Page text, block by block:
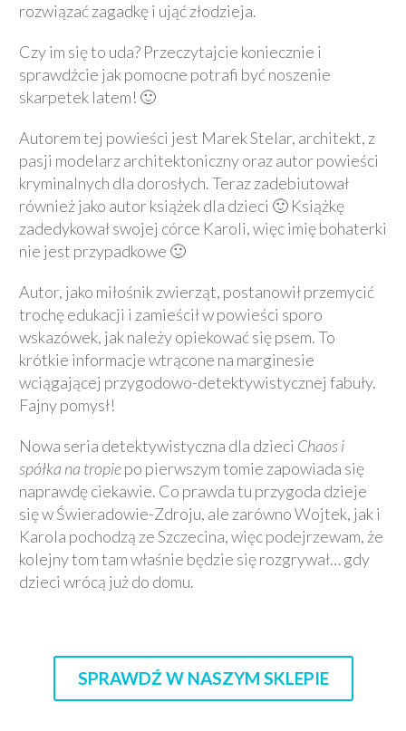
rozwiązać zagadkę i ująć złodzieja.
Czy im się to uda? Przeczytajcie koniecznie i
sprawdźcie jak pomocne potrafi być noszenie
skarpetek latem! 🙂
Autorem tej powieści jest Marek Stelar, architekt, z
pasji modelarz architektoniczny oraz autor powieści
kryminalnych dla dorosłych. Teraz zadebiutował
również jako autor książek dla dzieci 🙂 Książkę
zadedykował swojej córce Karoli, więc imię bohaterki
nie jest przypadkowe 🙂
Autor, jako miłośnik zwierząt, postanowił przemycić
trochę edukacji i zamieścił w powieści sporo
wskazówek, jak należy opiekować się psem. To
krótkie informacje wtrącone na marginesie
wciągającej przygodowo-detektywistycznej fabuły.
Fajny pomysł!
Nowa seria detektywistyczna dla dzieci Chaos i
spółka na tropiepo pierwszym tomie zapowiada się
naprawdę ciekawie. Co prawda tu przygoda dzieje
się w Świeradowie-Zdroju, ale zarówno Wojtek, jak i
Karola pochodzą ze Szczecina, więc podejrzewam, że
kolejny tom tam właśnie będzie się rozgrywał… gdy
dzieci wrócą już do domu.
SPRAWDŹ W NASZYM SKLEPIE